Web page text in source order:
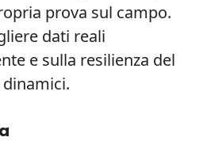
prova sul campo.
dati reali
e sulla resilienza del